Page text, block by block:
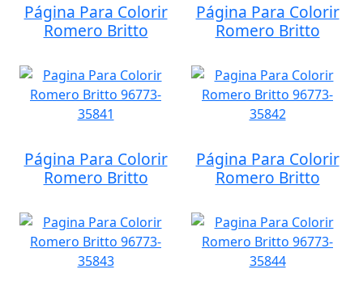
Página Para Colorir
Romero Britto
Página Para Colorir
Romero Britto
Página Para Colorir
Romero Britto
Página Para Colorir
Romero Britto